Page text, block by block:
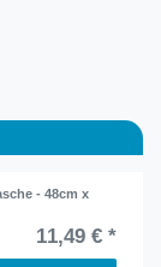
- 48cm x
11,49 € *